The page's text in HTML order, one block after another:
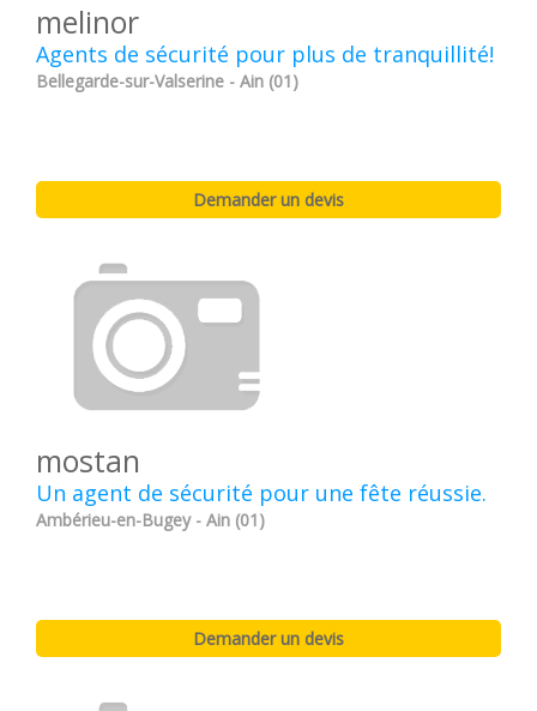
melinor
Agents de sécurité pour plus de tranquillité!
Bellegarde-sur-Valserine - Ain (01)
mostan
Un agent de sécurité pour une fête réussie.
Ambérieu-en-Bugey - Ain (01)